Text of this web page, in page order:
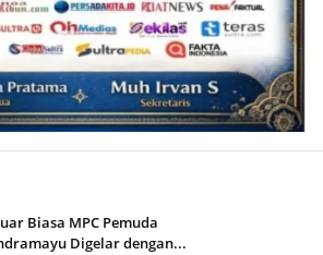
Biasa MPC Pemuda
Digelar dengan...